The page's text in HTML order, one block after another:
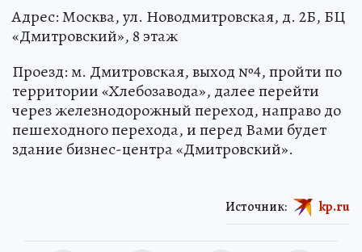
Адрес: Москва, ул. Новодмитровская, д. 2Б, БЦ
«Дмитровский», 8 этаж
Проезд: м. Дмитровская, выход №4, пройти по
территории «Хлебозавода», далее перейти
через железнодорожный переход, направо до
пешеходного перехода, и перед Вами будет
здание бизнес-центра «Дмитровский».
Источник: kp.ru